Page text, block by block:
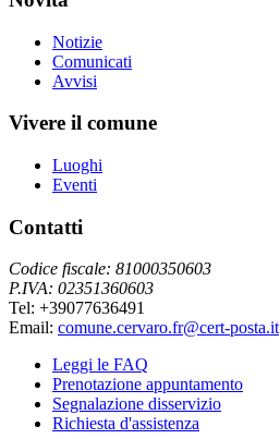
Notizie
Comunicati
Avvisi
Vivere il comune
Luoghi
Eventi
Contatti
Codice fiscale: 81000350603
P.IVA: 02351360603
Tel: +39077636491
Email: comune.cervaro.fr@cert-posta.it
Leggi le FAQ
Prenotazione appuntamento
Segnalazione disservizio
Richiesta d'assistenza